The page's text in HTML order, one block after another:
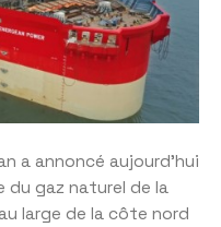
a annoncé aujourd’hui
du gaz naturel de la
large de la côte nord